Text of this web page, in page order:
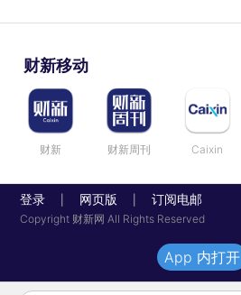
财新移动
财新 财新周刊 Caixin
登录 网页版 订阅电邮
Copyright 财新网 All Rights Reserved
App 内打开